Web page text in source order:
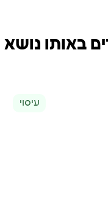
באותו נושא
עיסוי